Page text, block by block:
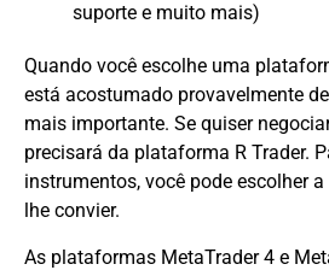
suporte e muito mais)
Quando você escolhe uma
está acostumado provavelmente
mais importante. Se quiser
precisará da plataforma R Trader.
instrumentos, você pode escolher
lhe convier.
As plataformas MetaTrader 4 e